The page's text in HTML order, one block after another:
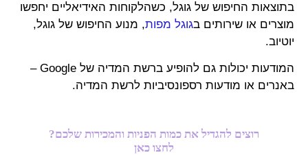
בתוצאות החיפוש של גוגל, כשהלקוחות האידיאליים יחפשו
מוצרים או שירותים בגוגל מפות, מנוע החיפוש של גוגל,
יוטיוב.
המודעות יכולות גם להופיע ברשת המדיה של Google –
באנרים או מודעות רספונסיביות לרשת המדיה.
רוצים להגדיל את כמות הפניות והמכירות שלכם?
לחצו כאן